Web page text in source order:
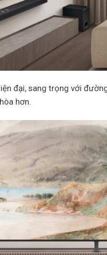
đại, sang trọng với
hơn.